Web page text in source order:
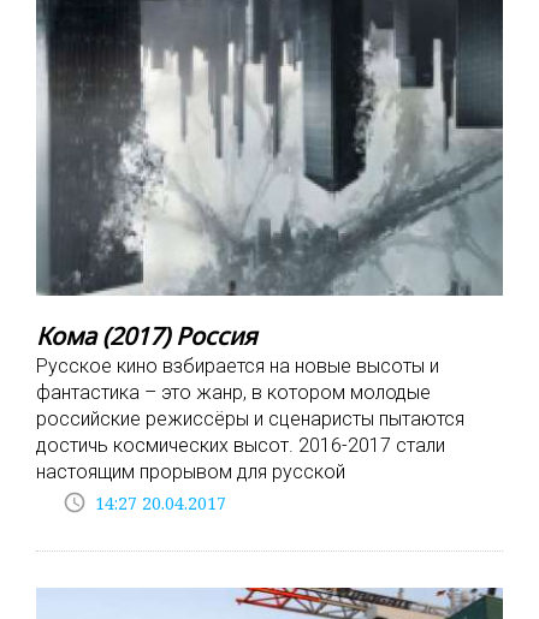
Кома (2017) Россия
Русское кино взбирается на новые высоты и
фантастика – это жанр, в котором молодые
российские режиссёры и сценаристы пытаются
достичь космических высот. 2016-2017 стали
настоящим прорывом для русской
access_time 14:27 20.04.2017